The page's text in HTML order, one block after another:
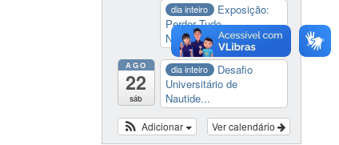
dia inteiro
Exposição:
Perder Tudo.
Novament...
AGO
22
sáb
dia inteiro
Desafio
Universitário de
Nautide...
Ver calendário
Adicionar